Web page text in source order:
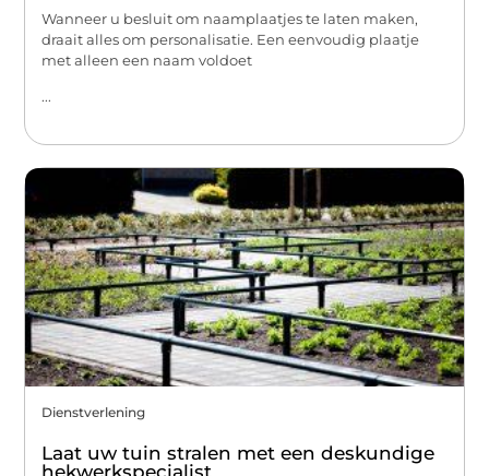
Wanneer u besluit om naamplaatjes te laten maken,
draait alles om personalisatie. Een eenvoudig plaatje
met alleen een naam voldoet
...
Dienstverlening
Laat uw tuin stralen met een deskundige